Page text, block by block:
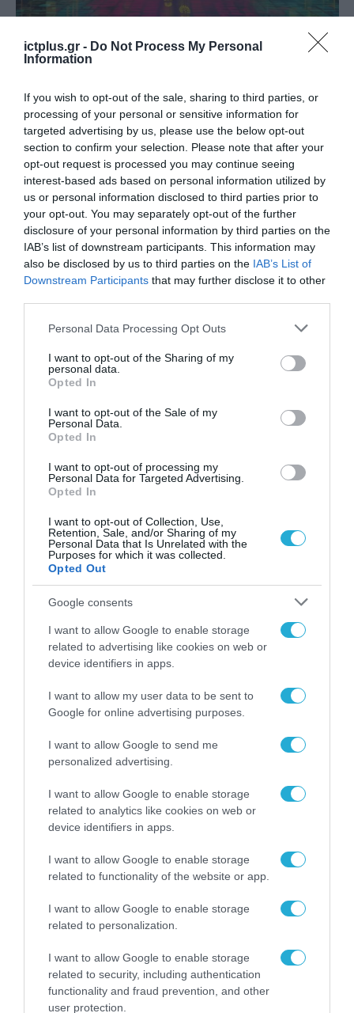
ictplus.gr - Do Not Process My Personal
Information
If you wish to opt-out of the sale, sharing to third parties, or
processing of your personal or sensitive information for
targeted advertising by us, please use the below opt-out
section to confirm your selection. Please note that after your
opt-out request is processed you may continue seeing
interest-based ads based on personal information utilized by
us or personal information disclosed to third parties prior to
your opt-out. You may separately opt-out of the further
disclosure of your personal information by third parties on the
IAB’s list of downstream participants. This information may
also be disclosed by us to third parties on the IAB’s List of
Downstream Participants that may further disclose it to other
Please note that this website/app uses one or more Google
not limited to your visit or usage behaviour. You may click to
grant or deny consent to Google and its third-party tags to
use your data for below specified purposes in below Google
consent section.
Personal Data Processing Opt Outs
I want to opt-out of the Sharing of my
personal data.
Opted In
I want to opt-out of the Sale of my
Personal Data.
Opted In
I want to opt-out of processing my
Personal Data for Targeted Advertising.
Opted In
I want to opt-out of Collection, Use,
Retention, Sale, and/or Sharing of my
Personal Data that Is Unrelated with the
Purposes for which it was collected.
Opted Out
Google consents
I want to allow Google to enable storage
related to advertising like cookies on web or
device identifiers in apps.
I want to allow my user data to be sent to
Google for online advertising purposes.
I want to allow Google to send me
personalized advertising.
I want to allow Google to enable storage
related to analytics like cookies on web or
device identifiers in apps.
I want to allow Google to enable storage
related to functionality of the website or app.
I want to allow Google to enable storage
related to personalization.
I want to allow Google to enable storage
related to security, including authentication
functionality and fraud prevention, and other
user protection.
SECURITY - CYBERSECURITY
Η Kaspersky μοιράζεται τις
ιδιωτικότητα το 2024
02.02.2024
ΤΕΧΝΟΛΟΓΙΕΣ
Εξαιρετικά σημαντική η
προστασία της ιδιωτικότητας
για σχεδόν 8 στους 10 Έλληνες
εργαζομένους στη μετα-Covid
εποχή
ΡΟΗ ΕΙΔΗΣΕΩΝ